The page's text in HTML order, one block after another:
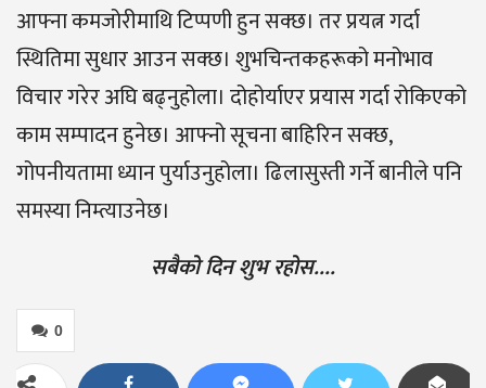
आफ्ना कमजोरीमाथि टिप्पणी हुन सक्छ। तर प्रयत्न गर्दा
स्थितिमा सुधार आउन सक्छ। शुभचिन्तकहरूको मनोभाव
विचार गरेर अघि बढ्नुहोला। दोहोर्याएर प्रयास गर्दा रोकिएको
काम सम्पादन हुनेछ। आफ्नो सूचना बाहिरिन सक्छ,
गोपनीयतामा ध्यान पुर्याउनुहोला। ढिलासुस्ती गर्ने बानीले पनि
समस्या निम्त्याउनेछ।
सबैको दिन शुभ रहोस….
0